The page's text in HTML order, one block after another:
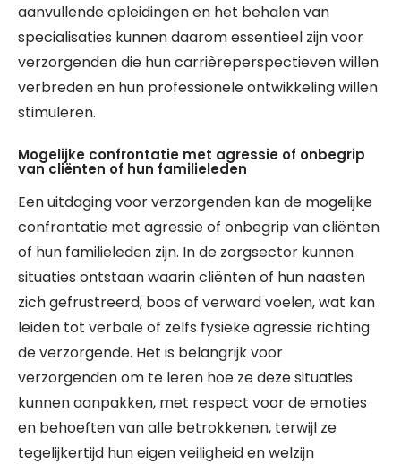
aanvullende opleidingen en het behalen van
specialisaties kunnen daarom essentieel zijn voor
verzorgenden die hun carrièreperspectieven willen
verbreden en hun professionele ontwikkeling willen
stimuleren.
Mogelijke confrontatie met agressie of onbegrip
van cliënten of hun familieleden
Een uitdaging voor verzorgenden kan de mogelijke
confrontatie met agressie of onbegrip van cliënten
of hun familieleden zijn. In de zorgsector kunnen
situaties ontstaan waarin cliënten of hun naasten
zich gefrustreerd, boos of verward voelen, wat kan
leiden tot verbale of zelfs fysieke agressie richting
de verzorgende. Het is belangrijk voor
verzorgenden om te leren hoe ze deze situaties
kunnen aanpakken, met respect voor de emoties
en behoeften van alle betrokkenen, terwijl ze
tegelijkertijd hun eigen veiligheid en welzijn